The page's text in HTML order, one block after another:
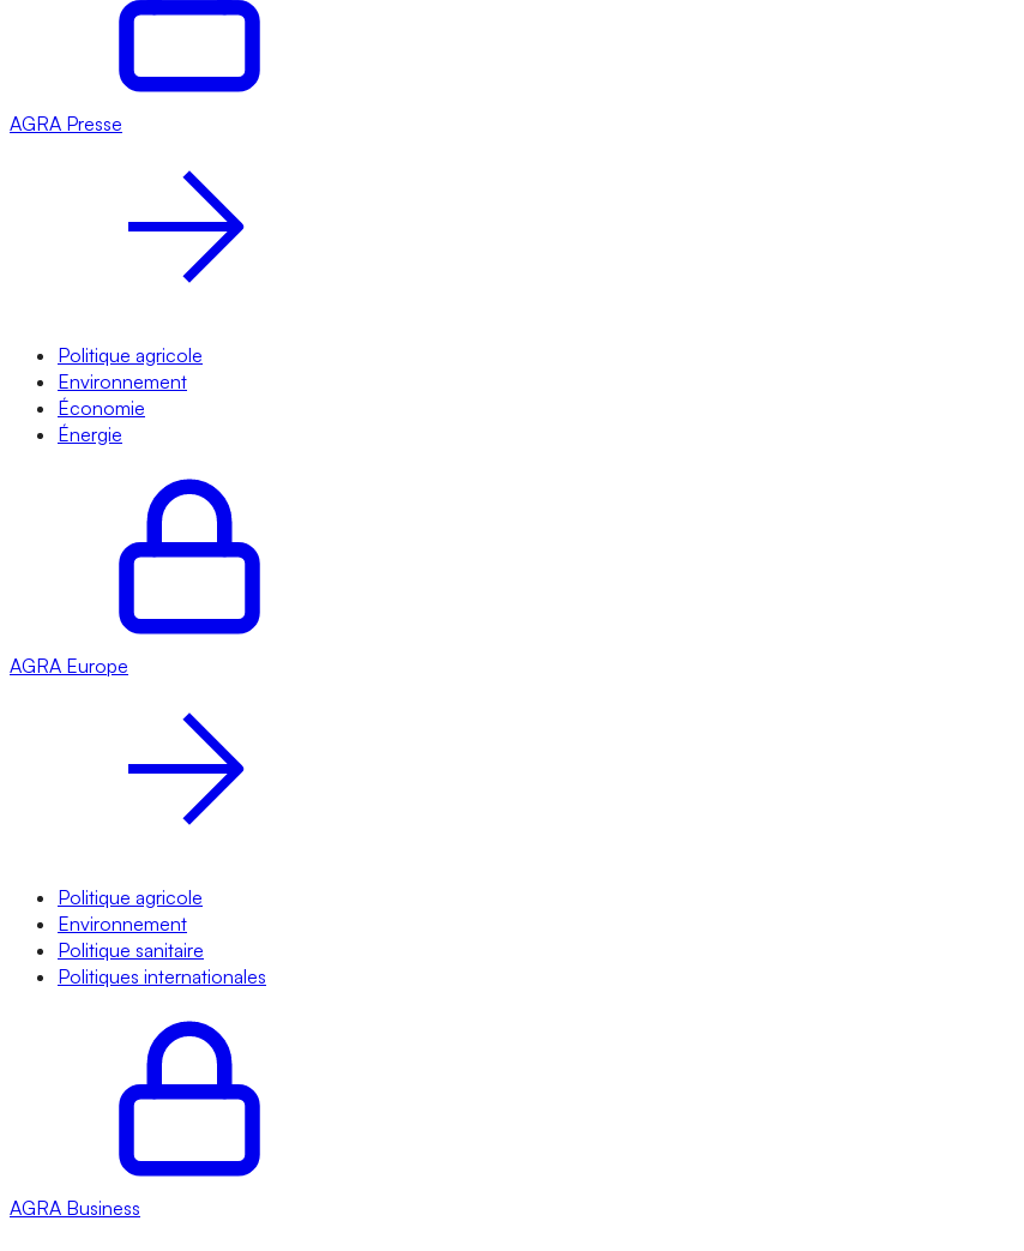
AGRA Presse
Politique agricole
Environnement
Économie
Énergie
AGRA Europe
Politique agricole
Environnement
Politique sanitaire
Politiques internationales
AGRA Business